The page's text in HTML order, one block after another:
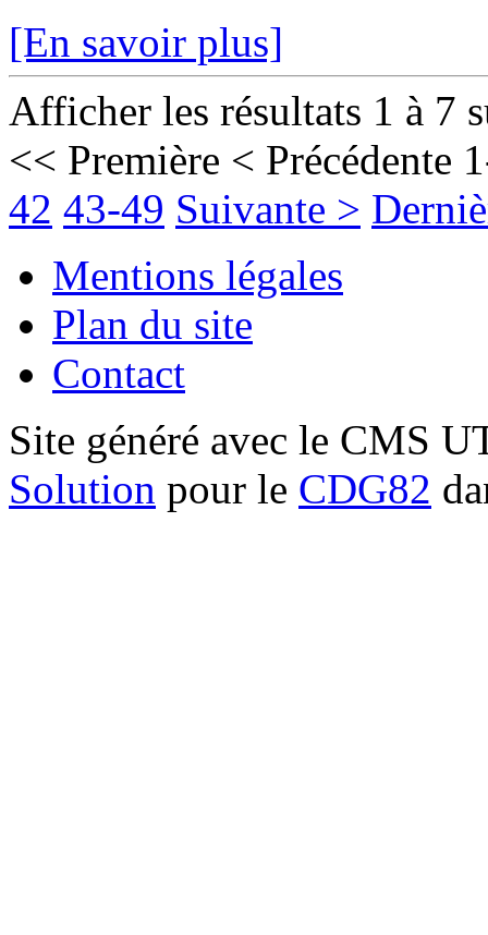
[En savoir plus]
Afficher les résultats 1 à 7
<< Première < Précédente
42 43-49 Suivante >
Mentions légales
Plan du site
Contact
Site généré avec le CMS
Solution pour le CDG82